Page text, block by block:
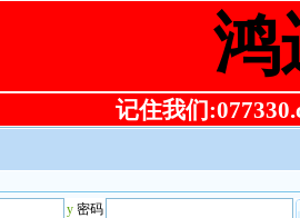
鸿
记住我们